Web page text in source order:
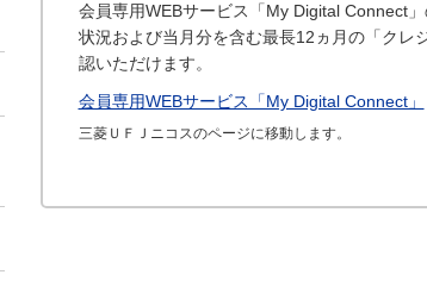
会員専用WEBサービス「My Digital Connect
状況および当月分を含む最長12ヵ月の「クレ
認いただけます。
会員専用WEBサービス「My Digital Connect」
三菱ＵＦＪニコスのページに移動します。